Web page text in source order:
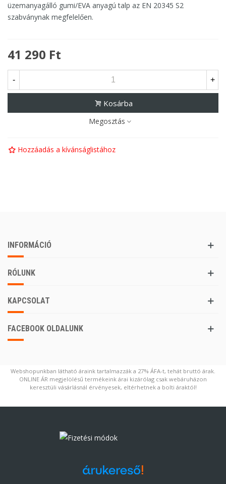
üzemanyagálló gumi/EVA anyagú talp az EN 20345 S2
szabványnak megfelelően.
41 290 Ft
- +
Kosárba
Megosztás
Hozzáadás a kívánságlistához
INFORMÁCIÓ
RÓLUNK
KAPCSOLAT
FACEBOOK OLDALUNK
Webshopunkban látható áraink tartalmazzák a 27% ÁFA-t, tehát bruttó árak.
ONLINE ÁR megjelölésű termékeink árai kizárólag csak webáruházon
keresztüli vásárlásnál érvényesek, eltérhetnek a bolti áraktól!